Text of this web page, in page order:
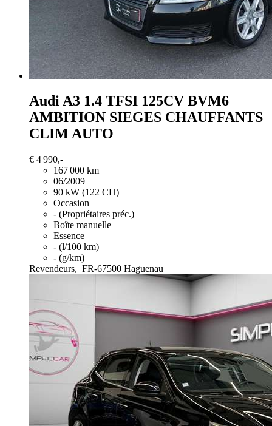
Audi A3 1.4 TFSI 125CV BVM6
AMBITION SIEGES CHAUFFANTS
CLIM AUTO
€ 4 990,-
167 000 km
06/2009
90 kW (122 CH)
Occasion
- (Propriétaires préc.)
Boîte manuelle
Essence
- (l/100 km)
- (g/km)
Revendeurs, FR-67500 Haguenau